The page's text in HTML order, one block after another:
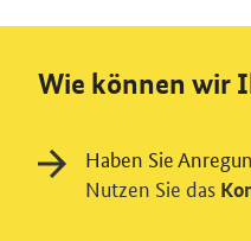
Wie können wir
Haben Sie
Nutzen Sie das